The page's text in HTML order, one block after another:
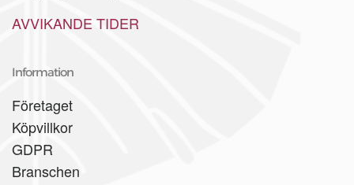
AVVIKANDE TIDER
Information
Företaget
Köpvillkor
GDPR
Branschen